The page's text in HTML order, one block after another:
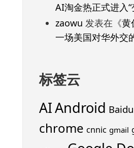
AI淘金热正式进入“
zaowu 发表在《黄
一场美国对华外交
标签云
AIAndroid Baidu
chrome cnnic gmail